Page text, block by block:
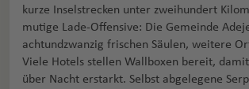
kurze Inselstrecken unter zweihundert
mutige Lade-Offensive: Die Gemeinde
achtundzwanzig frischen Säulen, weitere
Viele Hotels stellen Wallboxen bereit,
über Nacht erstarkt. Selbst abgelegene